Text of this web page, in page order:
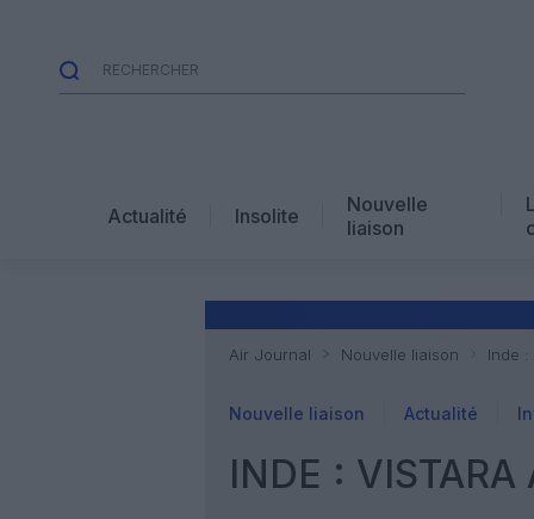
Actualité Insolite
Nouvelle
liaison
Air Journal Nouvelle liaison Inde
Nouvelle liaison Actualité
INDE : VISTARA